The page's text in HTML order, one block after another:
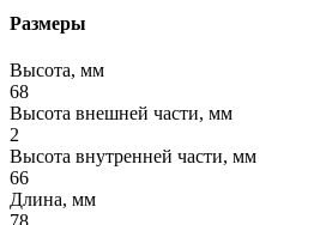
Размеры
Высота, мм
68
Высота внешней части, мм
2
Высота внутренней части, мм
66
Длина, мм
78